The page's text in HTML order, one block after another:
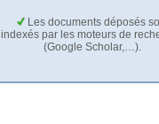
Les documents déposés
indexés par les moteurs de
(Google Scholar,…).